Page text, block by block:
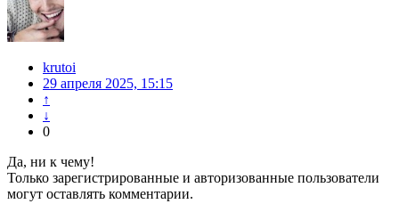
krutoi
29 апреля 2025, 15:15
↑
↓
0
Да, ни к чему!
Только зарегистрированные и авторизованные пользователи
могут оставлять комментарии.